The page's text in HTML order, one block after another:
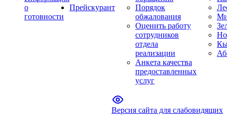
о
готовности
Прейскурант
Порядок
обжалования
Оценить работу
сотрудников
отдела
реализации
Анкета качества
предоставленных
услуг
Версия сайта для слабовидящих